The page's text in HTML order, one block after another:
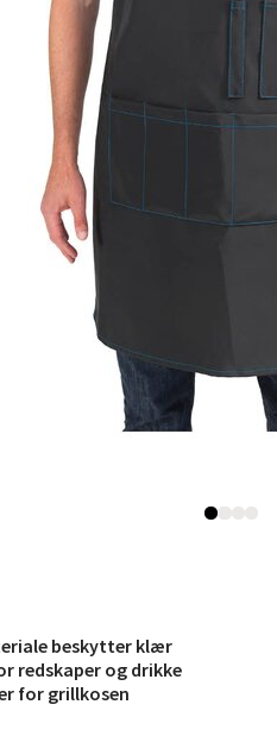
beskytter klær
redskaper og drikke
for grillkosen
0 i
Åpent
Erich
Åpent